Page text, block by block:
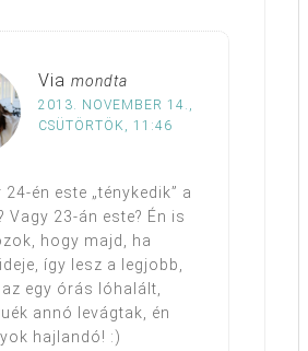
Via mondta
2013. NOVEMBER 14.,
CSÜTÖRTÖK, 11:46
én este „ténykedik” a
Vagy 23-án este? Én is
hogy majd, ha
így lesz a legjobb,
egy órás lóhalált,
annó levágtak, én
hajlandó! :)